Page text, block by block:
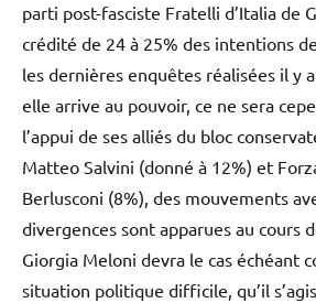
parti post-fasciste Fratelli d’Italia de
crédité de 24 à 25% des intentions
les dernières enquêtes réalisées il y
elle arrive au pouvoir, ce ne sera
l’appui de ses alliés du bloc
Matteo Salvini (donné à 12%) et
Berlusconi (8%), des mouvements
divergences sont apparues au cours
Giorgia Meloni devra le cas échéant
situation politique difficile, qu’il